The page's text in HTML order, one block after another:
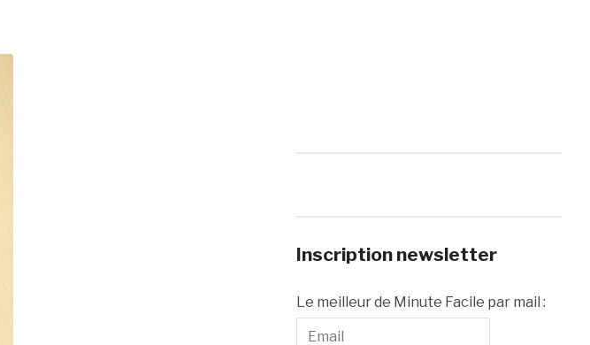
Inscription newsletter
Le meilleur de Minute Facile par mail :